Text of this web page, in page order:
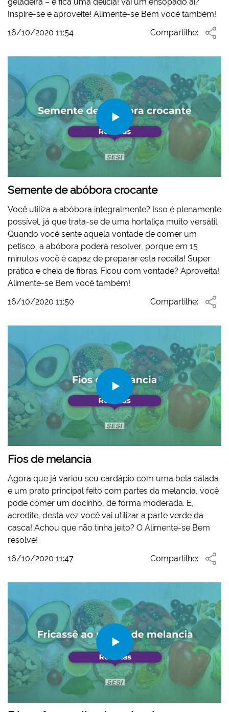
Inspire-se e aproveite! Alimente-se Bem você também!
16/10/2020 11:54
Compartilhe:
Semente de abóbora crocante
Você utiliza a abóbora integralmente? Isso é plenamente
possível, já que trata-se de uma hortaliça muito versátil.
Quando você sente aquela vontade de comer um
petisco, a abóbora poderá resolver, porque em 15
minutos você é capaz de preparar esta receita! Super
prática e cheia de fibras. Ficou com vontade? Aproveita!
Alimente-se Bem você também!
16/10/2020 11:50
Compartilhe:
Fios de melancia
Agora que já variou seu cardápio com uma bela salada
e um prato principal feito com partes da melancia, você
pode comer um docinho, de forma moderada. E,
acredite, desta vez você vai utilizar a parte verde da
casca! Achou que não tinha jeito? O Alimente-se Bem
resolve!
16/10/2020 11:47
Compartilhe: